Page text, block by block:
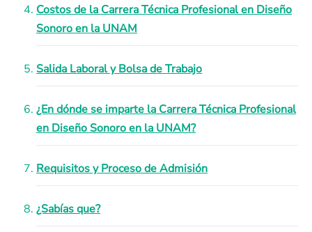
Costos de la Carrera Técnica Profesional en Diseño
Sonoro en la UNAM
Salida Laboral y Bolsa de Trabajo
¿En dónde se imparte la Carrera Técnica Profesional
en Diseño Sonoro en la UNAM?
Requisitos y Proceso de Admisión
¿Sabías que?